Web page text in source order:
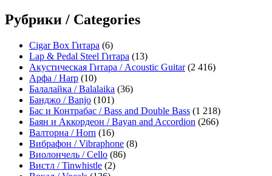
Рубрики / Categories
Cigar Box Гитара (6)
Lap & Pedal Steel Гитара (13)
Акустическая Гитара / Acoustic Guitar(2 416)
Арфа / Harp (10)
Балалайка / Balalaika (36)
Банджо / Banjo (101)
Бас и Контрабас / Bass and Double Bass (1 218)
Баян и Аккордеон / Bayan and Accordion (266)
Валторна / Horn (16)
Вибрафон / Vibraphone (8)
Виолончель / Cello (86)
Вистл / Tinwhistle (2)